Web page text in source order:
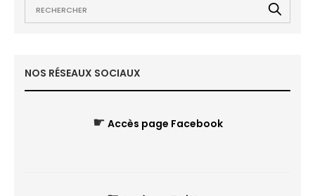
NOS RÉSEAUX SOCIAUX
☛ Accès page Facebook